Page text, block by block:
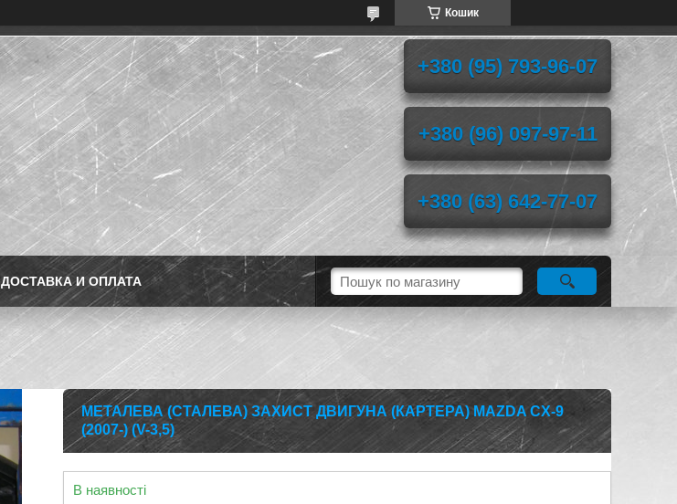
Кошик
+380 (95) 793-96-07
+380 (96) 097-97-11
+380 (63) 642-77-07
ДОСТАВКА И ОПЛАТА
МЕТАЛЕВА (СТАЛЕВА) ЗАХИСТ ДВИГУНА (КАРТЕРА) MAZDA CX-9
(2007-) (V-3,5)
В наявності